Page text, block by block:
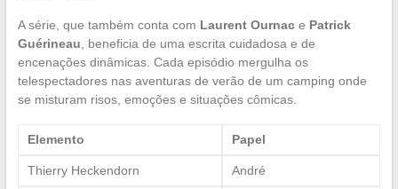
A série, que também conta com Laurent Ournace Patrick
Guérineau, beneficia de uma escrita cuidadosa e de
encenações dinâmicas. Cada episódio mergulha os
telespectadores nas aventuras de verão de um camping onde
se misturam risos, emoções e situações cômicas.
Elemento Papel
Thierry Heckendorn André